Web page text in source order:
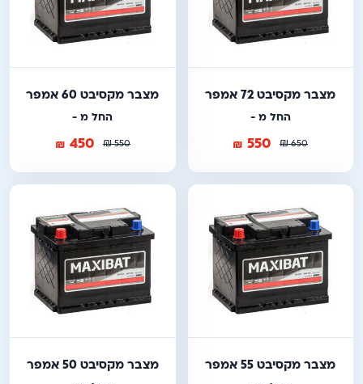
מצבר מקסיבט 72 אמפר
החל מ -
650
₪
550
₪
מצבר מקסיבט 60 אמפר
החל מ -
550
₪
450
₪
מצבר מקסיבט 55 אמפר מצבר מקסיבט 50 אמפר